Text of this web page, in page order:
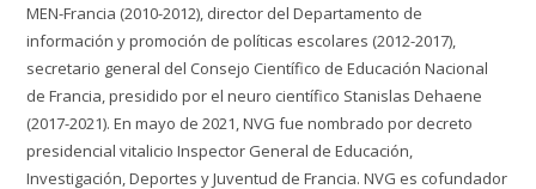
MEN-Francia (2010-2012), director del Departamento de
información y promoción de políticas escolares (2012-2017),
secretario general del Consejo Científico de Educación Nacional
de Francia, presidido por el neuro científico Stanislas Dehaene
(2017-2021). En mayo de 2021, NVG fue nombrado por decreto
presidencial vitalicio Inspector General de Educación,
Investigación, Deportes y Juventud de Francia. NVG es cofundador